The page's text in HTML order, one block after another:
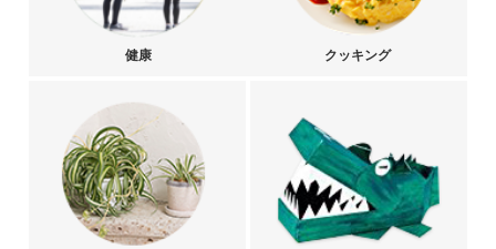
健康 クッキング